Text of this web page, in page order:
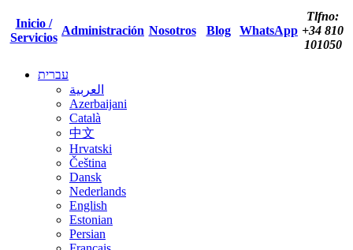
Inicio /
Servicios
Administración Nosotros Blog WhatsApp
Tlfno:
+34 810
101050
עברית
العربية
Azerbaijani
Català
中文
Hrvatski
Čeština
Dansk
Nederlands
English
Estonian
Persian